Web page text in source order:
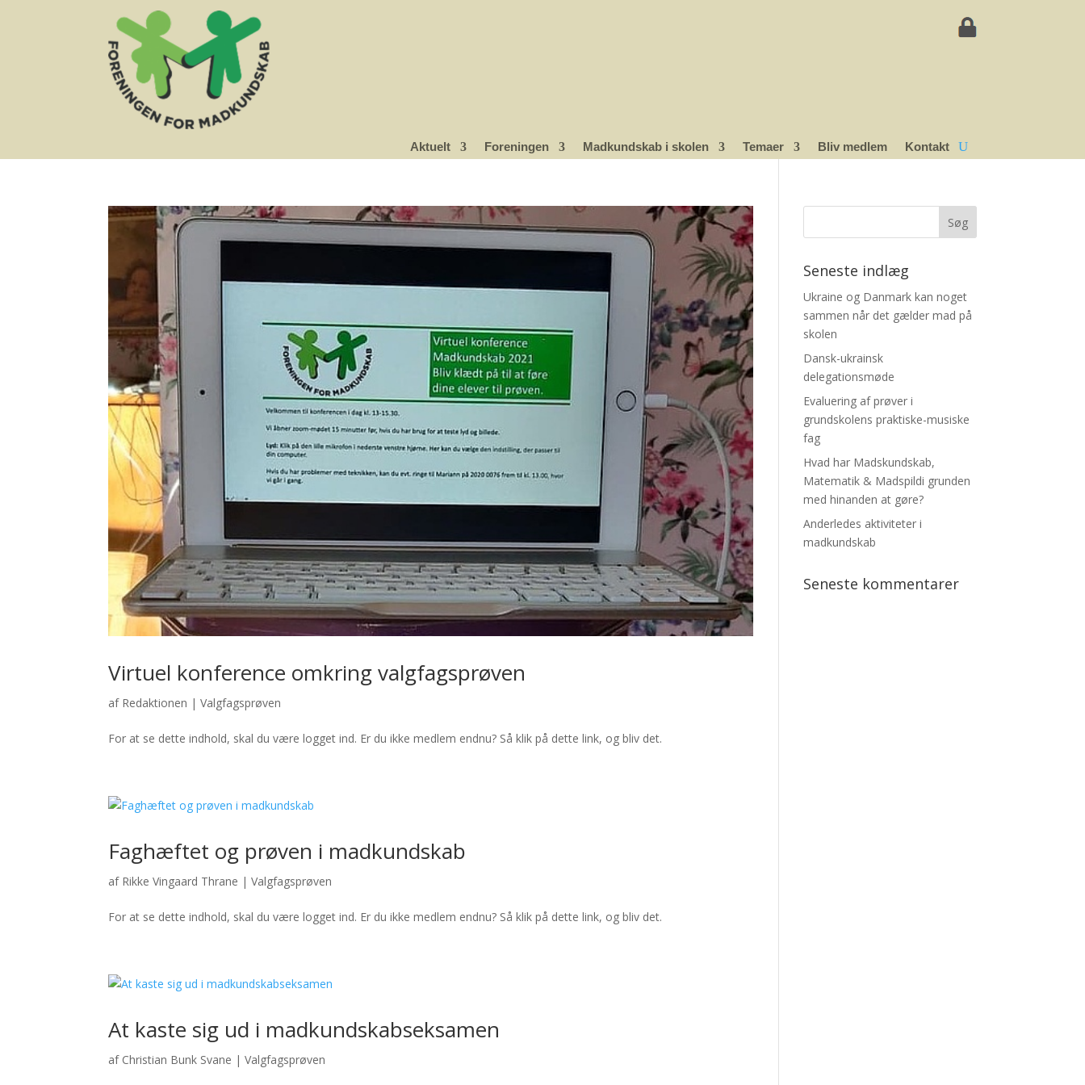
Aktuelt Foreningen Madkundskab i skolen Temaer Bliv medlem Kontakt
Virtuel konference omkring valgfagsprøven
af Redaktionen |Valgfagsprøven
For at se dette indhold, skal du være logget ind. Er du ikke medlem endnu? Så klik på dette link, og bliv det.
Faghæftet og prøven i madkundskab
af Rikke Vingaard Thrane |Valgfagsprøven
For at se dette indhold, skal du være logget ind. Er du ikke medlem endnu? Så klik på dette link, og bliv det.
At kaste sig ud i madkundskabseksamen
af Christian Bunk Svane |Valgfagsprøven
Seneste indlæg
Ukraine og Danmark kan noget
sammen når det gælder mad på
skolen
Dansk-ukrainsk
delegationsmøde
Evaluering af prøver i
grundskolens praktiske-musiske
fag
Hvad har Madskundskab,
Matematik & Madspildi grunden
med hinanden at gøre?
Anderledes aktiviteter i
madkundskab
Seneste kommentarer